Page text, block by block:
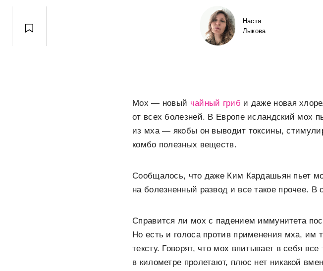
Настя
Лыкова
Мох — новый чайный гриб и даже новая
от всех болезней. В Европе исландский мох
из мха — якобы он выводит токсины,
комбо полезных веществ.
Сообщалось, что даже Ким Кардашьян пьет
на болезненный развод и все такое прочее.
Справится ли мох с падением иммунитета
Но есть и голоса против применения мха, им
тексту. Говорят, что мох впитывает в себя
в километре пролетают, плюс нет никакой